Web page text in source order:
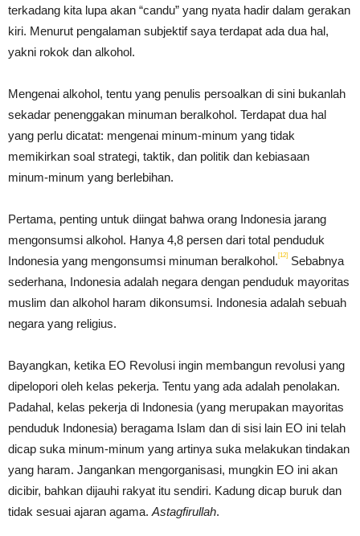
terkadang kita lupa akan “candu” yang nyata hadir dalam gerakan
kiri. Menurut pengalaman subjektif saya terdapat ada dua hal,
yakni rokok dan alkohol.
Mengenai alkohol, tentu yang penulis persoalkan di sini bukanlah
sekadar penenggakan minuman beralkohol. Terdapat dua hal
yang perlu dicatat: mengenai minum-minum yang tidak
memikirkan soal strategi, taktik, dan politik dan kebiasaan
minum-minum yang berlebihan.
Pertama, penting untuk diingat bahwa orang Indonesia jarang
mengonsumsi alkohol. Hanya 4,8 persen dari total penduduk
Indonesia yang mengonsumsi minuman beralkohol.[12] Sebabnya
sederhana, Indonesia adalah negara dengan penduduk mayoritas
muslim dan alkohol haram dikonsumsi. Indonesia adalah sebuah
negara yang religius.
Bayangkan, ketika EO Revolusi ingin membangun revolusi yang
dipelopori oleh kelas pekerja. Tentu yang ada adalah penolakan.
Padahal, kelas pekerja di Indonesia (yang merupakan mayoritas
penduduk Indonesia) beragama Islam dan di sisi lain EO ini telah
dicap suka minum-minum yang artinya suka melakukan tindakan
yang haram. Jangankan mengorganisasi, mungkin EO ini akan
dicibir, bahkan dijauhi rakyat itu sendiri. Kadung dicap buruk dan
tidak sesuai ajaran agama. Astagfirullah.